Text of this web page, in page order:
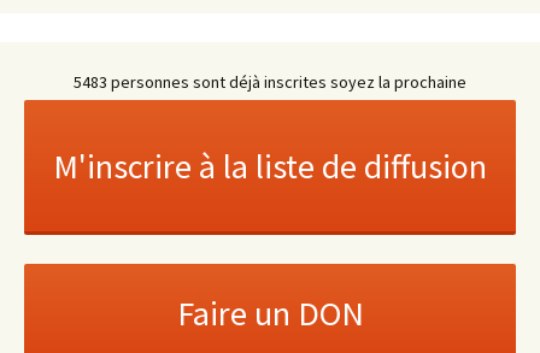
5483 personnes sont déjà inscrites soyez la prochaine